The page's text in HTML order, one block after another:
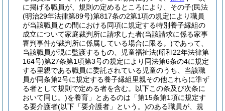
に掲げる職員が、規則の定めるところにより、その子(民法
(明治29年法律第89号)第817条の2第1項の規定により職員
が当該職員との間における同項に規定する特別養子縁組の
成立について家庭裁判所に請求した者(当該請求に係る家事
審判事件が裁判所に係属している場合に限る。)であって、
当該職員が現に監護するもの、児童福祉法(昭和22年法律第
164号)第27条第1項第3号の規定により同法第6条の4に規定
する里親である職員に委託されている児童のうち、当該職
員が同条第2号に規定する養子縁組里親その他これらに準ず
る者として規則で定める者を含む。以下この条及び次条に
おいて同じ。)を養育」とあるのは「第15条第1項に規定す
る要介護者(以下「要介護者」という。)のある職員が、規